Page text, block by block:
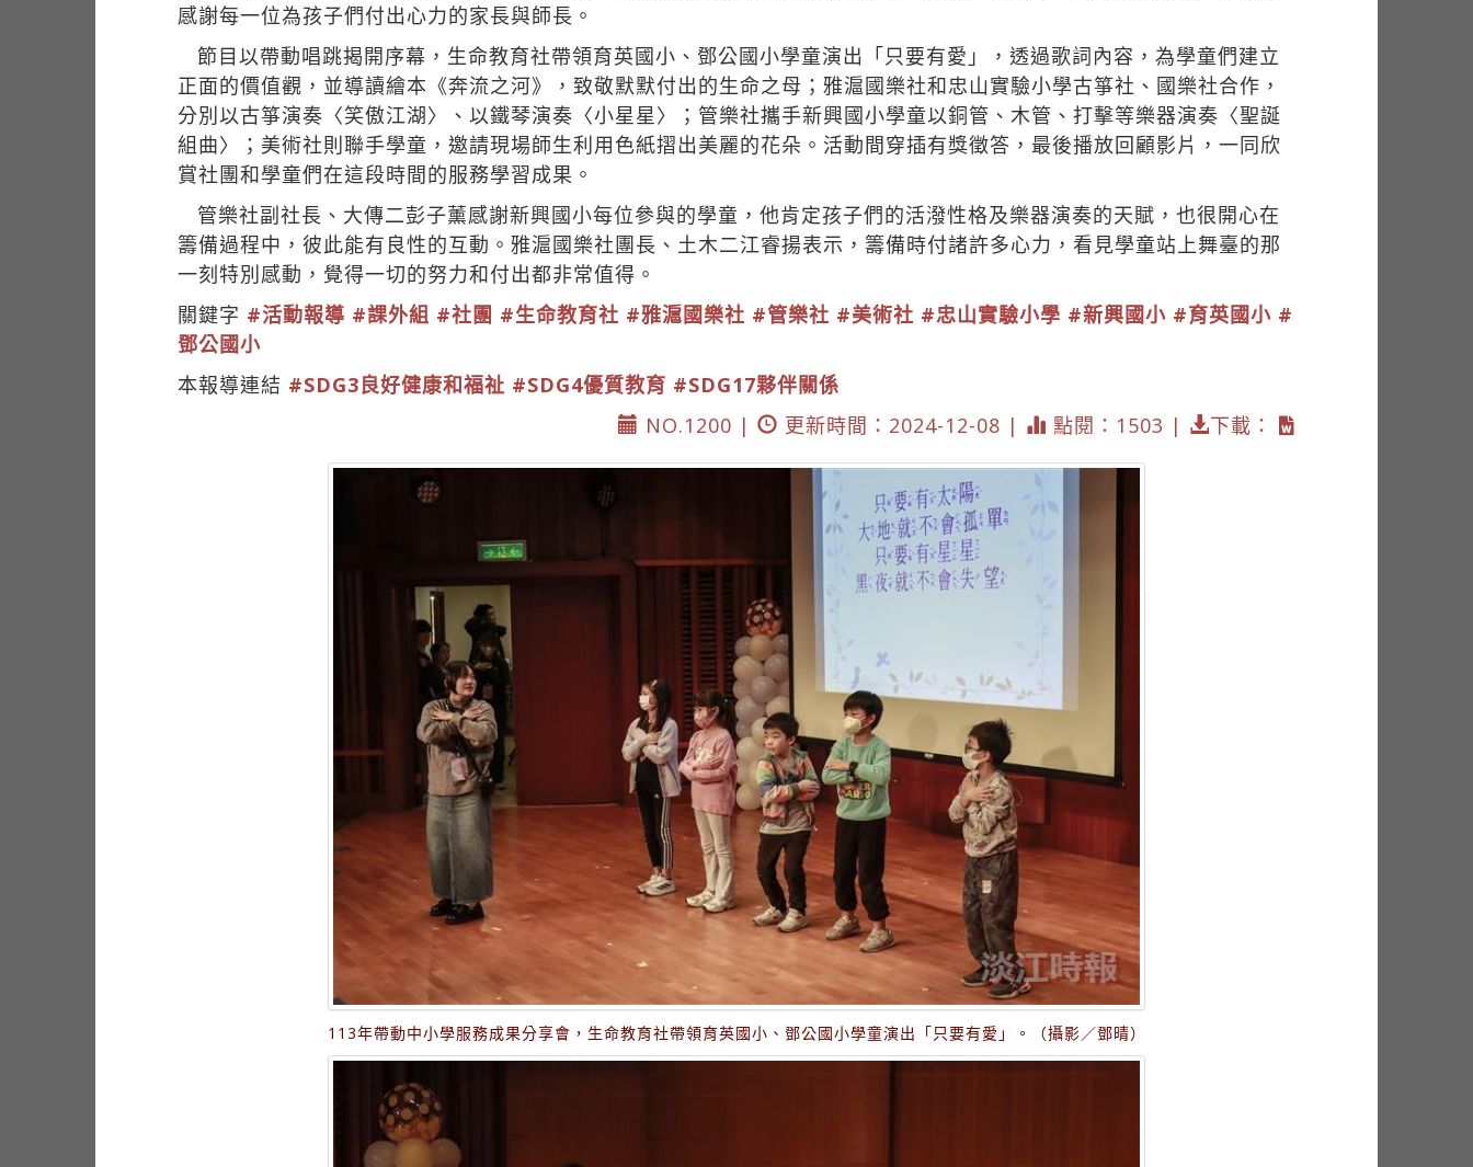
感謝每一位為孩子們付出心力的家長與師長。
節目以帶動唱跳揭開序幕，生命教育社帶領育英國小、鄧公國小學童演出「只要有愛」，透過歌詞內容，為學童們建立
正面的價值觀，並導讀繪本《奔流之河》，致敬默默付出的生命之母；雅滬國樂社和忠山實驗小學古箏社、國樂社合作，
分別以古箏演奏〈笑傲江湖〉、以鐵琴演奏〈小星星〉；管樂社攜手新興國小學童以銅管、木管、打擊等樂器演奏〈聖誕
組曲〉；美術社則聯手學童，邀請現場師生利用色紙摺出美麗的花朵。活動間穿插有獎徵答，最後播放回顧影片，一同欣
賞社團和學童們在這段時間的服務學習成果。
管樂社副社長、大傳二彭子薰感謝新興國小每位參與的學童，他肯定孩子們的活潑性格及樂器演奏的天賦，也很開心在
籌備過程中，彼此能有良性的互動。雅滬國樂社團長、土木二江睿揚表示，籌備時付諸許多心力，看見學童站上舞臺的那
一刻特別感動，覺得一切的努力和付出都非常值得。
關鍵字 #活動報導 #課外組 #社團 #生命教育社 #雅滬國樂社 #管樂社 #美術社 #忠山實驗小學 #新興國小 #育英國小 #
鄧公國小
本報導連結 #SDG3良好健康和福祉 #SDG4優質教育 #SDG17夥伴關係
NO.1200 |
更新時間：2024-12-08 | 點閱：1503 | 下載：
113年帶動中小學服務成果分享會，生命教育社帶領育英國小、鄧公國小學童演出「只要有愛」。（攝影／鄧晴）